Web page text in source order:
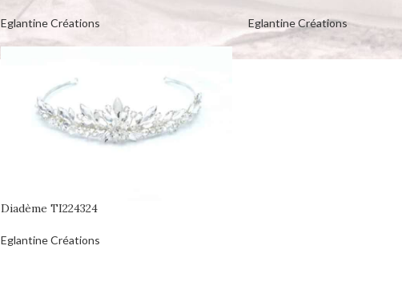
Eglantine Créations Eglantine Créations
Diadème TI224324
Eglantine Créations